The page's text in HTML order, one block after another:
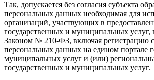
Так, допускается без согласия субъекта
персональных данных необходимая для
организаций, участвующих в
государственных и муниципальных
Законом № 210-ФЗ, включая регистрацию
персональных данных на едином портале
муниципальных услуг и (или)
государственных и муниципальных услуг.